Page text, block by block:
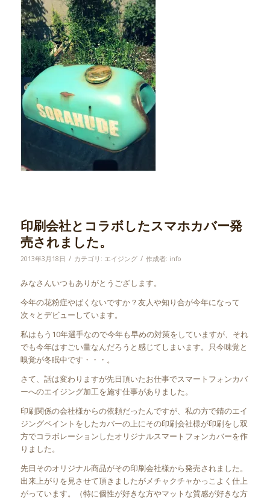
印刷会社とコラボしたスマホカバー発
売されました。
2013年3月18日 / カテゴリ: エイジング / 作成者: info
みなさんいつもありがとうござします。
今年の花粉症やばくないですか？友人や知り合が今年になって
次々とデビューしています。
私はもう10年選手なので今年も早めの対策をしていますが、それ
でも今年はすごい量なんだろうと感じてしまいます。只今味覚と
嗅覚が冬眠中です・・・。
さて、話は変わりますが先日頂いたお仕事でスマートフォンカバ
ーへのエイジング加工を施す仕事がありました。
印刷関係の会社様からの依頼だったんですが、私の方で錆のエイ
ジングペイントをしたカバーの上にその印刷会社様が印刷をし双
方でコラボレーションしたオリジナルスマートフォンカバーを作
りました。
先日そのオリジナル商品がその印刷会社様から発売されました。
出来上がりを見させて頂きましたがメチャクチャかっこよく仕上
がっています。（特に個性が好きな方やマットな質感が好きな方